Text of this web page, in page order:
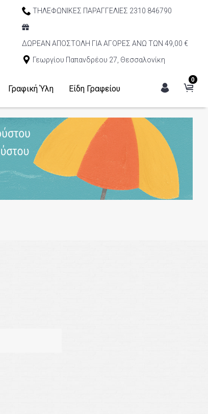
ΤΗΛΕΦΩΝΙΚΕΣ ΠΑΡΑΓΓΕΛΙΕΣ 2310 846790
ΔΩΡΕΑΝ ΑΠΟΣΤΟΛΗ ΓΙΑ ΑΓΟΡΕΣ ΑΝΩ ΤΩΝ 49,00 €
Γεωργίου Παπανδρέου 27, Θεσσαλονίκη
0
Γραφική Ύλη Είδη Γραφείου